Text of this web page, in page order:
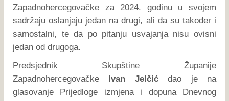
Zapadnohercegovačke za 2024. godinu u svojem
sadržaju oslanjaju jedan na drugi, ali da su također i
samostalni, te da po pitanju usvajanja nisu ovisni
jedan od drugoga.
Predsjednik Skupštine Županije
Zapadnohercegovačke Ivan Jelčićdao je na
glasovanje Prijedloge izmjena i dopuna Dnevnog